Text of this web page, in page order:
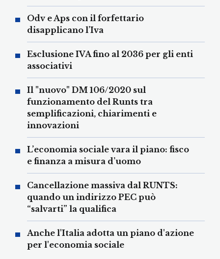
Odv e Aps con il forfettario
disapplicano l’Iva
Esclusione IVA fino al 2036 per gli enti
associativi
Il "nuovo" DM 106/2020 sul
funzionamento del Runts tra
semplificazioni, chiarimenti e
innovazioni
L’economia sociale vara il piano: fisco
e finanza a misura d’uomo
Cancellazione massiva dal RUNTS:
quando un indirizzo PEC può
“salvarti” la qualifica
Anche l'Italia adotta un piano d'azione
per l'economia sociale